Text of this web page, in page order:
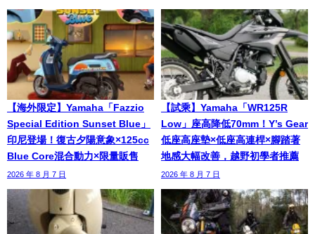
【海外限定】Yamaha「Fazzio
Special Edition Sunset Blue」
印尼登場！復古夕陽意象×125cc
Blue Core混合動力×限量販售
2026 年 8 月 7 日
【試乘】Yamaha「WR125R
Low」座高降低70mm！Y’s Gear
低座高座墊×低座高連桿×腳踏著
地感大幅改善，越野初學者推薦
2026 年 8 月 7 日